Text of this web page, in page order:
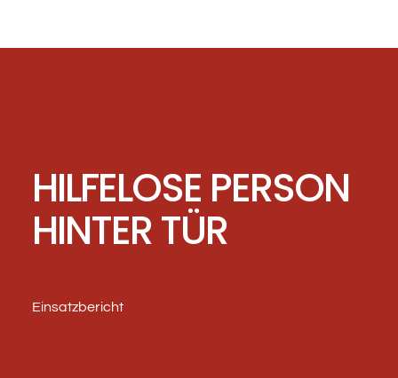
HILFELOSE PERSON
HINTER TÜR
Einsatzbericht